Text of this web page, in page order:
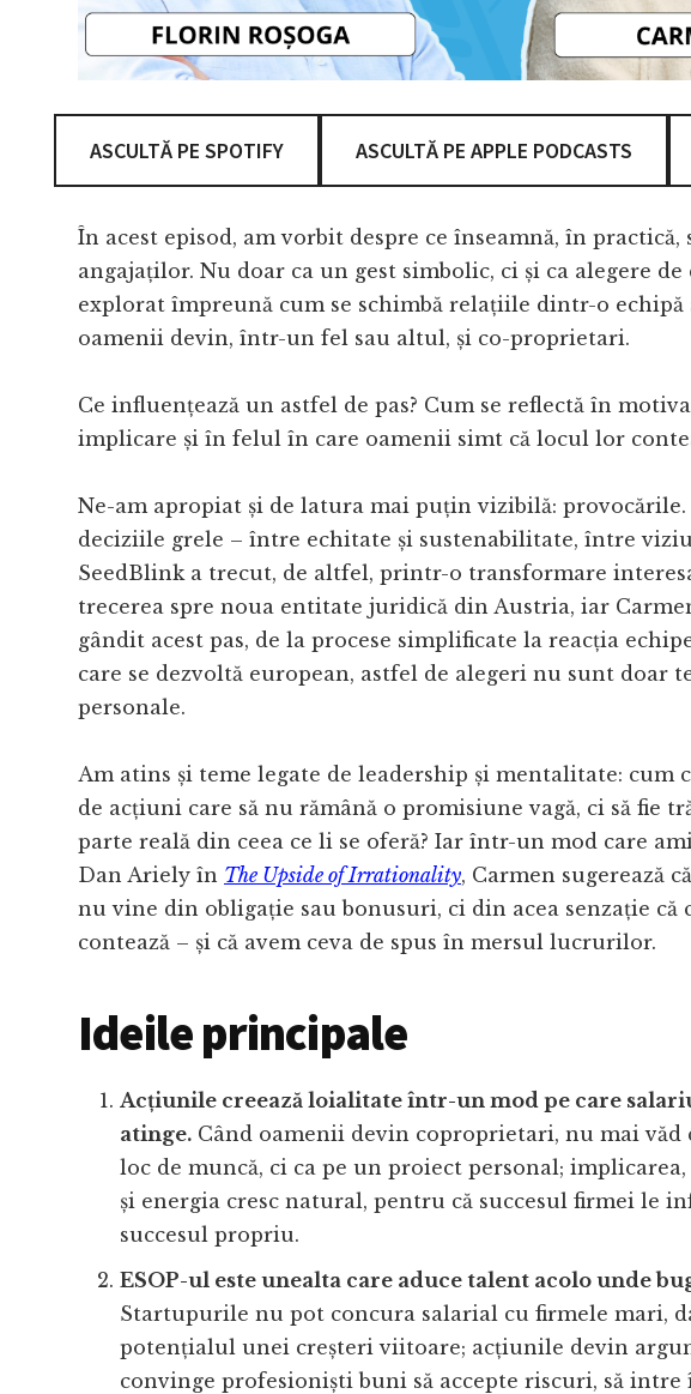
ASCULTĂ PE SPOTIFY ASCULTĂ PE APPLE PODCASTS
În acest episod, am vorbit despre ce înseamnă, în
angajaților. Nu doar ca un gest simbolic, ci și ca alegere
explorat împreună cum se schimbă relațiile dintr-o echipă
oamenii devin, într-un fel sau altul, și co-proprietari.
Ce influențează un astfel de pas? Cum se reflectă în
implicare și în felul în care oamenii simt că locul lor
Ne-am apropiat și de latura mai puțin vizibilă: provocările.
deciziile grele – între echitate și sustenabilitate, între
SeedBlink a trecut, de altfel, printr-o transformare
trecerea spre noua entitate juridică din Austria, iar
gândit acest pas, de la procese simplificate la reacția
care se dezvoltă european, astfel de alegeri nu sunt doar
personale.
Am atins și teme legate de leadership și mentalitate: cum
de acțiuni care să nu rămână o promisiune vagă, ci să fie
parte reală din ceea ce li se oferă? Iar într-un mod care
Dan Ariely în The Upside of Irrationality, Carmen sugerează
nu vine din obligație sau bonusuri, ci din acea senzație că
contează – și că avem ceva de spus în mersul lucrurilor.
Ideile principale
Acțiunile creează loialitate într-un mod pe care
atinge. Când oamenii devin coproprietari, nu mai văd
loc de muncă, ci ca pe un proiect personal;
și energia cresc natural, pentru că succesul firmei le
succesul propriu.
ESOP-ul este unealta care aduce talent acolo unde
Startupurile nu pot concura salarial cu firmele mari,
potențialul unei creșteri viitoare; acțiunile devin
convinge profesioniști buni să accepte riscuri, să